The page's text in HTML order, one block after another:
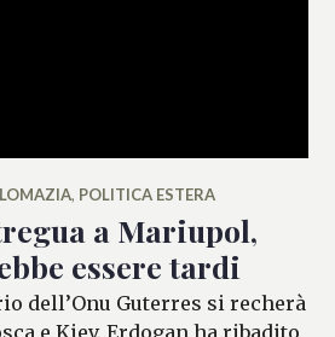
, POLITICA ESTERA
a Mariupol,
essere tardi
dell’Onu Guterres si recherà
e Kiev. Erdogan ha ribadito